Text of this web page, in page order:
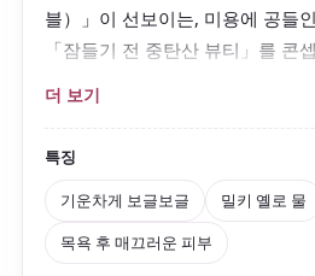
블）」이 선보이는, 미용에 공들
「잠들기 전 중탄산 뷰티」를 콘
이템입니다.
물에 넣으면
나오며, 물은사랑스러운 밀키 옐로
이션 허브의 산뜻한 향에 감싸여
밤에 안성맞춤입니다.
더 보기
특징
기운차게 보글보글
밀키 옐로 물
목욕 후 매끄러운 피부